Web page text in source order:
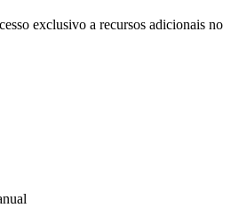
exclusivo a recursos adicionais no